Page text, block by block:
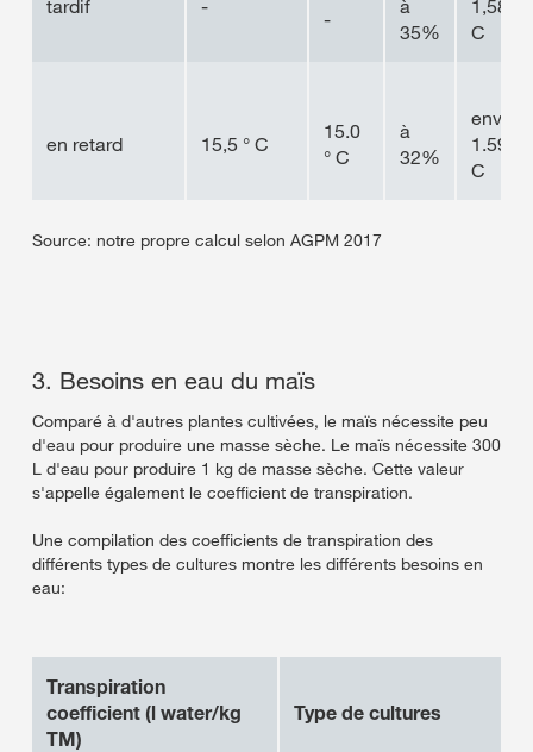
tardif
-
-
à
35%
1,580 °
C
en retard 15,5 ° C
15.0
° C
à
32%
1.590 °
C
Source: notre propre calcul selon AGPM 2017
3. Besoins en eau du maïs
Comparé à d'autres plantes cultivées, le maïs nécessite peu
d'eau pour produire une masse sèche. Le maïs nécessite 300
L d'eau pour produire 1 kg de masse sèche. Cette valeur
s'appelle également le coefficient de transpiration.
Une compilation des coefficients de transpiration des
différents types de cultures montre les différents besoins en
eau:
Transpiration
coefficient (l water/kg
TM)
Type de cultures